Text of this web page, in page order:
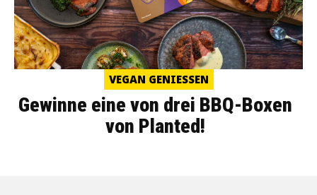
VEGAN GENIESSEN
Gewinne eine von drei BBQ-Boxen
von Planted!